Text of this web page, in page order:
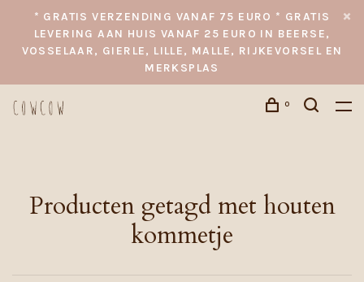
* GRATIS VERZENDING VANAF 75 EURO * GRATIS
LEVERING AAN HUIS VANAF 25 EURO IN BEERSE,
VOSSELAAR, GIERLE, LILLE, MALLE, RIJKEVORSEL EN
MERKSPLAS
0
Producten getagd met houten
kommetje